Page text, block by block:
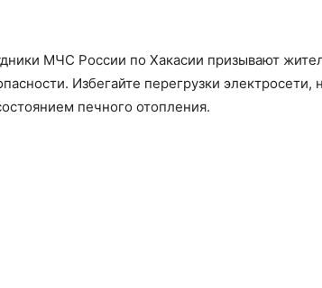
МЧС России по Хакасии призывают
Избегайте перегрузки электросети,
печного отопления.